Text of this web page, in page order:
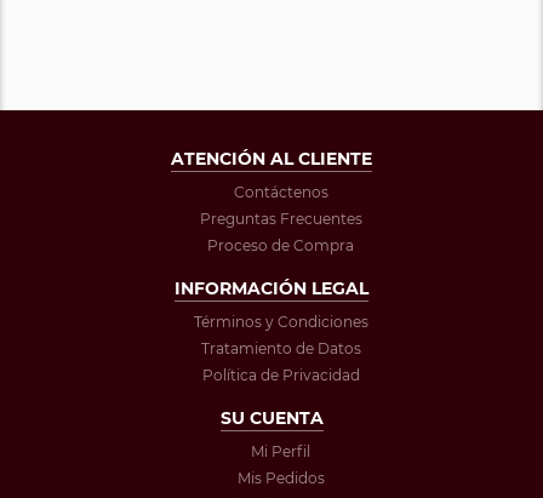
ATENCIÓN AL CLIENTE
Contáctenos
Preguntas Frecuentes
Proceso de Compra
INFORMACIÓN LEGAL
Términos y Condiciones
Tratamiento de Datos
Política de Privacidad
SU CUENTA
Mi Perfil
Mis Pedidos